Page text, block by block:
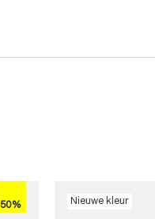
50% Nieuwe kleur